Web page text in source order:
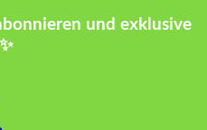
und exklusive